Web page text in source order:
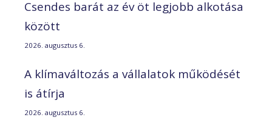
Csendes barát az év öt legjobb alkotása
között
2026. augusztus 6.
A klímaváltozás a vállalatok működését
is átírja
2026. augusztus 6.